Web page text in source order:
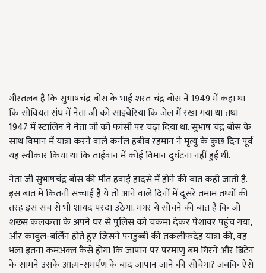
गौरतलब है कि सुभाषचंद्र बोस के भाई शरत चंद्र बोस ने 1949 में कहा था
कि सोवियत संघ में नेता जी को साइबेरिया कि जेल में रखा गया था तथा
1947 में स्टालिन ने नेता जी को फांसी पर चढ़ा दिया था. सुभाष चंद्र बोस के
साथ विमान में यात्रा करने वाले कर्नल हबीब रहमान ने मृत्यु के कुछ दिन पूर्व
यह स्वीकार किया था कि ताईवान में कोई विमान दुर्घटना नहीं हुई थी.
नेता जी सुभाषचंद्र बोस की मौत हवाई हादसे में होने की बात कही जाती है.
इस बात में कितनी सच्चाई है ये तो आने वाले दिनों में दूसरे तमाम तथ्यों की
तरह इस सच से भी शायद परदा उठेगा. मगर ये सोचने की बात है कि जो
शख्स कलकत्ता के अपने घर से पुलिस को चकमा देकर पेशावर पहुंच गया,
और काबुल-बर्लिन होते हुए जिसने पनडुब्बी की तकलीफदेह यात्रा की, वह
भला इतना कमअक्ल कैसे होगा कि जापान पर परमाणु बम गिरने और ब्रिटेन
के सामने उसके आत्म-समर्पण के बाद जापान जाने की सोचेगा? जबकि ऐसे